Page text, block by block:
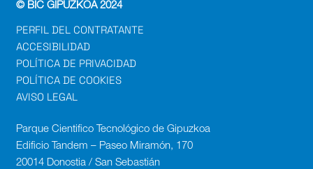
© BIC GIPUZKOA 2024
PERFIL DEL CONTRATANTE
ACCESIBILIDAD
POLÍTICA DE PRIVACIDAD
POLÍTICA DE COOKIES
AVISO LEGAL
Parque Cientifico Tecnológico de Gipuzkoa
Edificio Tandem – Paseo Miramón, 170
20014 Donostia / San Sebastián